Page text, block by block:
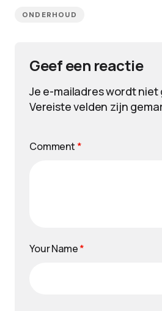
ONDERHOUD
Geef een reactie
Je e-mailadres wordt niet
Vereiste velden zijn
Comment *
Your Name*